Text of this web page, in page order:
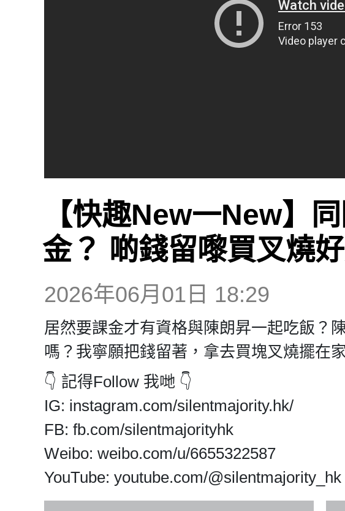
【快趣New一New】
金？ 啲錢留嚟買叉燒好
2026年06月01日 18:29
居然要課金才有資格與陳朗昇一起吃飯？
嗎？我寧願把錢留著，拿去買塊叉燒擺在
👇 記得Follow 我哋 👇
IG: instagram.com/silentmajority.hk/
FB: fb.com/silentmajorityhk
Weibo: weibo.com/u/6655322587
YouTube: youtube.com/@silentmajority_hk